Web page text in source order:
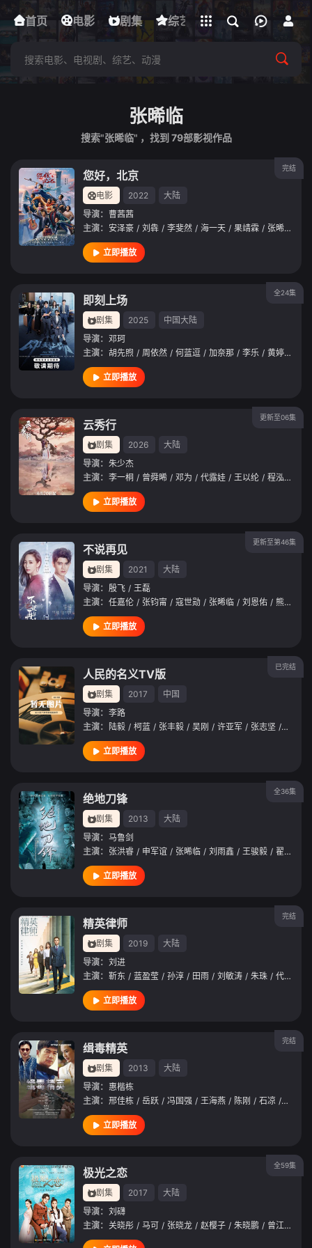
首页 电影 剧集 综艺 动漫 短剧
下载客户端
立即登录
张晞临
搜索"张晞临" ，找到 79部影视作品
完结
您好，北京
电影 2022
大陆
导演： 曹茜茜
主演： 安泽豪 / 刘犇 / 李斐然 / 海一天 / 果靖霖 / 张晞临
立即播放
全24集
即刻上场
剧集 2025
中国大陆
导演： 邓珂
主演： 胡先煦 / 周依然 / 何蓝逗 / 加奈那 / 李乐 / 黄婷婷
立即播放
更新至06集
云秀行
剧集 2026
大陆
导演： 朱少杰
主演： 李一桐 / 曾舜晞 / 邓为 / 代露娃 / 王以纶 / 程泓鑫
立即播放
更新至第46集
不说再见
剧集 2021
大陆
导演： 殷飞 / 王磊
主演： 任嘉伦 / 张钧甯 / 寇世勋 / 张晞临 / 刘恩佑 / 熊乃瑾
立即播放
已完结
人民的名义TV版
剧集 2017
中国
导演： 李路
主演：
陆毅 / 柯蓝 / 张丰毅 / 吴刚 / 许亚军 / 张志坚 / 胡静
立即播放
全36集
绝地刀锋
剧集 2013
大陆
导演： 马鲁剑
主演： 张洪睿 / 申军谊 / 张晞临 / 刘雨鑫 / 王骏毅 / 翟万臣
立即播放
完结
精英律师
剧集 2019
大陆
导演： 刘进
主演： 靳东 / 蓝盈莹 / 孙淳 / 田雨 / 刘敏涛 / 朱珠 / 代旭
立即播放
完结
缉毒精英
剧集 2013
大陆
导演： 惠楷栋
主演： 邢佳栋 / 岳跃 / 冯国强 / 王海燕 / 陈刚 / 石凉 / 杨童舒
立即播放
全59集
极光之恋
剧集 2017
大陆
导演： 刘礴
主演： 关晓彤 / 马可 / 张晓龙 / 赵樱子 / 朱晓鹏 / 曾江 /